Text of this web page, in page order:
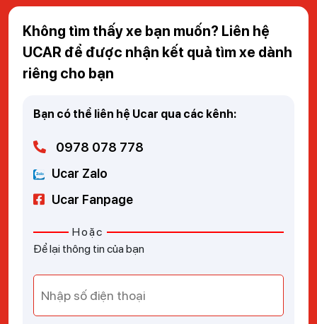
Không tìm thấy xe bạn muốn? Liên hệ
UCAR để được nhận kết quả tìm xe dành
riêng cho bạn
Bạn có thể liên hệ Ucar qua các kênh:
0978 078 778
Ucar Zalo
Ucar Fanpage
Hoặc
Để lại thông tin của bạn